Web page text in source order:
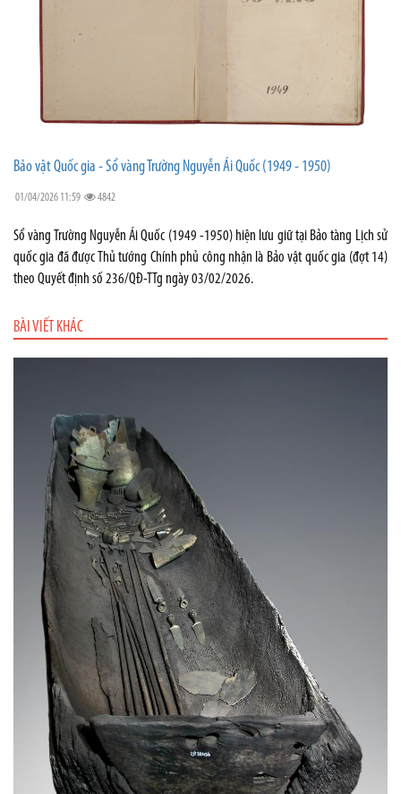
Bảo vật Quốc gia - Sổ vàng Trường Nguyễn Ái Quốc (1949 - 1950)
01/04/2026 11:59 4842
Sổ vàng Trường Nguyễn Ái Quốc (1949 -1950) hiện lưu giữ tại Bảo tàng Lịch sử
quốc gia đã được Thủ tướng Chính phủ công nhận là Bảo vật quốc gia (đợt 14)
theo Quyết định số 236/QĐ-TTg ngày 03/02/2026.
BÀI VIẾT KHÁC